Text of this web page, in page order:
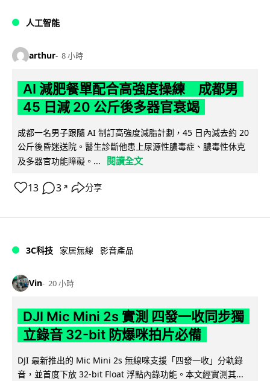
人工智能
arthur 8 小時
AI 減肥餐單配合高強度操練 成都男
45 日減 20 公斤後多器官衰竭
成都一名男子跟隨 AI 制訂高強度減脂計劃，45 日內減去約 20
公斤後昏迷送院。醫生診斷他患上尿源性膿毒症、膿毒性休克
及多器官功能障礙。...
閱讀全文
13 3 ↗ 分享
3C科技 家居無線 影音產品
Vin 20 小時
DJI Mic Mini 2s 實測 四發一收同步獨
立錄音 32-bit 防爆咪拍片必備
DJI 最新推出的 Mic Mini 2s 無線咪支援「四發一收」分軌錄
音，並首度下放 32-bit Float 浮點內錄功能。本文經實測其...